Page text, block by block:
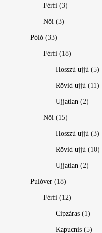
Férfi (3)
Női (3)
Póló (33)
Férfi (18)
Hosszú ujjú (5)
Rövid ujjú (11)
Ujjatlan (2)
Női (15)
Hosszú ujjú (3)
Rövid ujjú (10)
Ujjatlan (2)
Pulóver (18)
Férfi (12)
Cipzáras (1)
Kapucnis (5)